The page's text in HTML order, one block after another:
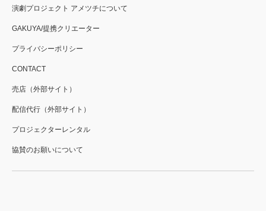
演劇プロジェクト アメツチについて
GAKUYA/提携クリエーター
プライバシーポリシー
CONTACT
売店（外部サイト）
配信代行（外部サイト）
プロジェクターレンタル
協賛のお願いについて